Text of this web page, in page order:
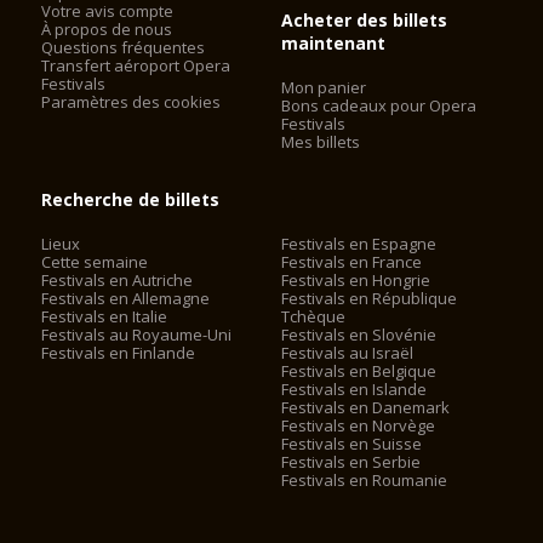
Pasquier et Katharina Wagner.
Une nouvelle production de la tétralogie L'Anneau du
Nibelung est créée tous les cinq à sept ans, après une année
sans tétralogie ; la dernière (par Tankred Dorst) vient d'être
présentée à l'été 2006. 2013 verra l'apparition d'une nouvelle
production de la tétralogie créé par Frank Castorf. Parmi les
années de tétralogie, et cinq les années sans tétralogie.
scène des Maîtres Chanteurs qui a provoqué la colère d'une
partie du public. Cette mise en scène renverse l'approche
habituelle et fait de Beckmesser un artiste d'avant-garde
tandis que Sachs et Walther se retrouvent dans le camp des
conservateurs. Cette approche est fondée sur une analyse de
la partition par le musicologue Gerd Rienäcker (pour lui, le rôle
de Beckmesser "contient des innovations musicales
frappantes" qui annoncent Berg et Stravinski) et du livret par
le compositeur Ernest Bloch qui voit dans le détournement du
texte de Sachs "quelque chose comme la naissance de
Votre avis compte
À propos de nous
Questions fréquentes
Transfert aéroport Opera
Festivals
Paramètres des cookies
Acheter des billets
maintenant
Mon panier
Bons cadeaux pour Opera
Festivals
Mes billets
Recherche de billets
Lieux
Cette semaine
Festivals en Autriche
Festivals en Allemagne
Festivals en Italie
Festivals au Royaume-Uni
Festivals en Finlande
Festivals en Espagne
Festivals en France
Festivals en Hongrie
Festivals en République
Tchèque
Festivals en Slovénie
Festivals au Israël
Festivals en Belgique
Festivals en Islande
Festivals en Danemark
Festivals en Norvège
Festivals en Suisse
Festivals en Serbie
Festivals en Roumanie